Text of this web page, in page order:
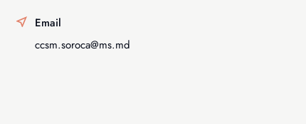
Email
ccsm.soroca@ms.md